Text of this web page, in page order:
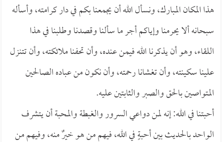
هذا المكان المبارك، ونسأل الله أن يجمعنا بكم في دار كرامته، وأسأله
سبحانه ألا يحرمنا وإياكم أجر ما سألنا وقصدنا وطلبنا في هذا
اللقاء، وهو أن يذكرنا الله فيمن عنده، وأن تحفنا ملائكته، وأن تتنزل
علينا سكينته، وأن تغشانا رحمته، وأن نكون من عباده الصالحين
المتواصين بالحق والصبر والثابتين عليه.
أحبتنا في الله: إنه لمن دواعي السرور والغبطة والمحبة أن يتشرف
الواحد بالحديث بين أحبةٍ في الله، فيهم من هو خيرٌ منه، وفيهم من